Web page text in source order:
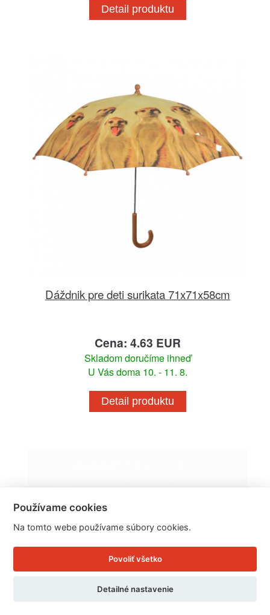
Detail produktu
Dáždnik pre deti surikata 71x71x58cm
Cena: 4.63 EUR
Skladom doručíme ihneď
U Vás doma 10. - 11. 8.
Detail produktu
Používame cookies
Na tomto webe používame súbory cookies.
Povoliť všetko
Detailné nastavenie